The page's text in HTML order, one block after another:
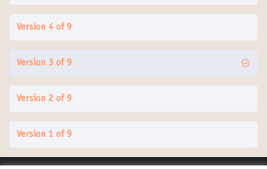
Version 4 of 9
Version 3 of 9
Version 2 of 9
Version 1 of 9